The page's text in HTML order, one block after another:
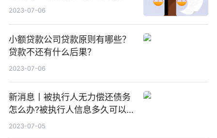
效？
2023-07-06
小额贷款公司贷款原则有哪些？
贷款不还有什么后果？
2023-07-06
新消息丨被执行人无力偿还债务
怎么办?被执行人信息多久可以
消除?
2023-07-05